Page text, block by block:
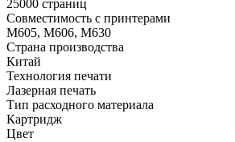
25000 страниц
Совместимость с принтерами
M605, M606, M630
Страна производства
Китай
Технология печати
Лазерная печать
Тип расходного материала
Картридж
Цвет